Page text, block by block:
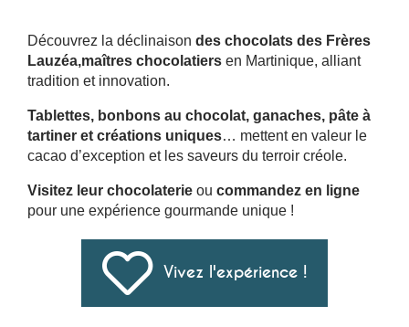
Découvrez la déclinaison des chocolats des Frères
Lauzéa,maîtres chocolatiers en Martinique, alliant
tradition et innovation.
Tablettes, bonbons au chocolat, ganaches, pâte à
tartiner et créations uniques… mettent en valeur le
cacao d’exception et les saveurs du terroir créole.
Visitez leur chocolaterie ou commandez en ligne
pour une expérience gourmande unique !
Vivez l'expérience !